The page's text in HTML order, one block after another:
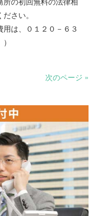
さい。
用は、０１２０－６３
次のページ »